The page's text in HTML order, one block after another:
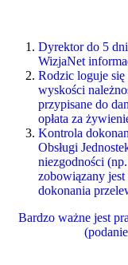
Dyrektor do 5
WizjaNet
Rodzic loguje
wyskości
przypisane do
opłata za
Kontrola
Obsługi
niezgodności
zobowiązany
dokonania
Bardzo ważne jest